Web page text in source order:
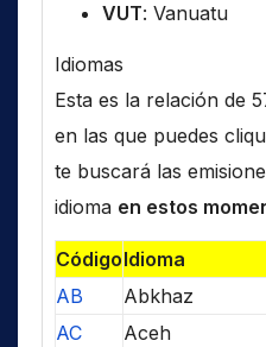
VUT: Vanuatu
Idiomas
Esta es la relación de
en las que puedes
te buscará las
idioma en estos
CódigoIdioma
AB
Abkhaz
AC
Aceh